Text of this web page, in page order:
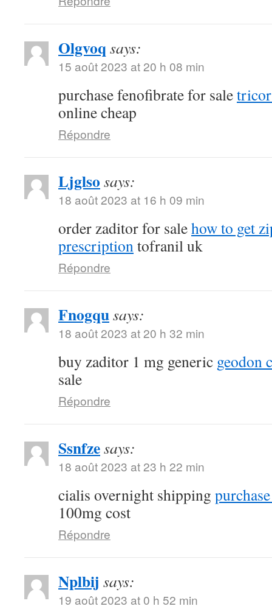
Olgvoq says:
15 août 2023 at 20 h 08 min
purchase fenofibrate for sale
online cheap
Répondre
Ljglso says:
18 août 2023 at 16 h 09 min
order zaditor for salehow to get
prescriptiontofranil uk
Répondre
Fnogqusays:
18 août 2023 at 20 h 32 min
buy zaditor 1 mg generic geodon
sale
Répondre
Ssnfzesays:
18 août 2023 at 23 h 22 min
cialis overnight shipping
100mg cost
Répondre
Nplbij says:
19 août 2023 at 0 h 52 min